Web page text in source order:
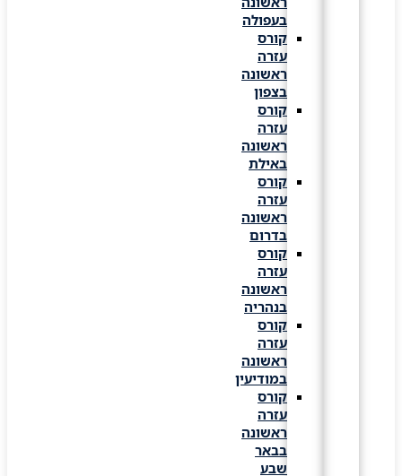
בעפולה
קורס
עזרה
ראשונה
בצפון
קורס
עזרה
ראשונה
באילת
קורס
עזרה
ראשונה
בדרום
קורס
עזרה
ראשונה
בנהריה
קורס
עזרה
ראשונה
במודיעין
קורס
עזרה
ראשונה
בבאר